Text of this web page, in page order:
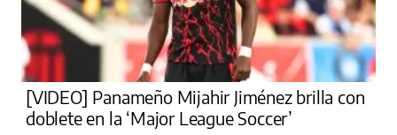
[VIDEO] Panameño Mijahir Jiménez brilla con
doblete en la ‘Major League Soccer’